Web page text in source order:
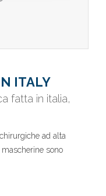
ITALY
fatta in italia,
ad alta
mascherine sono